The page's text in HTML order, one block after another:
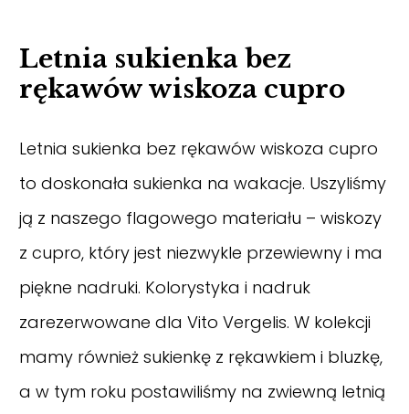
Letnia sukienka bez
rękawów wiskoza cupro
Letnia sukienka bez rękawów wiskoza cupro
to doskonała sukienka na wakacje. Uszyliśmy
ją z naszego flagowego materiału – wiskozy
z cupro, który jest niezwykle przewiewny i ma
piękne nadruki. Kolorystyka i nadruk
zarezerwowane dla Vito Vergelis. W kolekcji
mamy również sukienkę z rękawkiem i bluzkę,
a w tym roku postawiliśmy na zwiewną letnią